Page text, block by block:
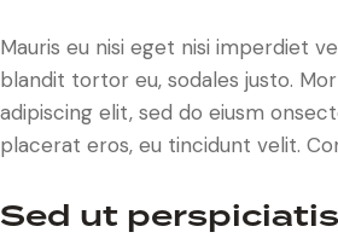
Mauris eu nisi eget nisi imperdiet
blandit tortor eu, sodales justo.
adipiscing elit, sed do eiusm
placerat eros, eu tincidunt velit.
Sed ut